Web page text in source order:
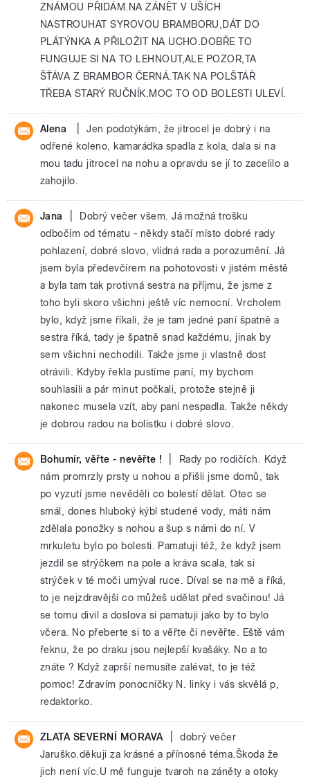
ZNÁMOU PŘIDÁM.NA ZÁNĚT V UŠÍCH
NASTROUHAT SYROVOU BRAMBORU,DÁT DO
PLÁTÝNKA A PŘILOŽIT NA UCHO.DOBŘE TO
FUNGUJE SI NA TO LEHNOUT,ALE POZOR,TA
ŠŤÁVA Z BRAMBOR ČERNÁ.TAK NA POLŠTÁŘ
TŘEBA STARÝ RUČNÍK.MOC TO OD BOLESTI ULEVÍ.
Alena
Jen podotýkám, že jitrocel je dobrý i na
odřené koleno, kamarádka spadla z kola, dala si na
mou tadu jitrocel na nohu a opravdu se jí to zacelilo a
zahojilo.
Jana
Dobrý večer všem. Já možná trošku
odbočím od tématu - někdy stačí místo dobré rady
pohlazení, dobré slovo, vlídná rada a porozumění. Já
jsem byla předevčírem na pohotovosti v jistém městě
a byla tam tak protivná sestra na příjmu, že jsme z
toho byli skoro všichni ještě víc nemocní. Vrcholem
bylo, když jsme říkali, že je tam jedné paní špatně a
sestra říká, tady je špatně snad každému, jinak by
sem všichni nechodili. Takže jsme ji vlastně dost
otrávili. Kdyby řekla pustíme paní, my bychom
souhlasili a pár minut počkali, protože stejně ji
nakonec musela vzít, aby paní nespadla. Takže někdy
je dobrou radou na bolístku i dobré slovo.
Bohumír, věřte - nevěřte !
Rady po rodičích. Když
nám promrzly prsty u nohou a přišli jsme domů, tak
po vyzutí jsme nevěděli co bolestí dělat. Otec se
smál, dones hluboký kýbl studené vody, máti nám
zdělala ponožky s nohou a šup s námi do ní. V
mrkuletu bylo po bolesti. Pamatuji též, že když jsem
jezdil se strýčkem na pole a kráva scala, tak si
strýček v té moči umýval ruce. Díval se na mě a říká,
to je nejzdravější co můžeš udělat před svačinou! Já
se tomu divil a doslova si pamatuji jako by to bylo
včera. No přeberte si to a věřte či nevěřte. Eště vám
řeknu, že po draku jsou nejlepší kvašáky. No a to
znáte ? Když zaprší nemusíte zalévat, to je též
pomoc! Zdravím ponocníčky N. linky i vás skvělá p,
redaktorko.
ZLATA SEVERNÍ MORAVA
dobrý večer
Jaruško.děkuji za krásné a přínosné téma.Škoda že
jich není víc.U mě funguje tvaroh na záněty a otoky